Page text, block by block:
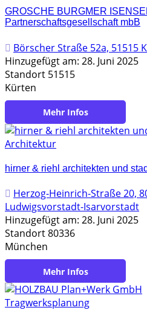
GROSCHE BURGMER
Partnerschaftsgesellschaft mbB
Börscher Straße 52a, 51515
Hinzugefügt am: 28. Juni 2025
Standort 51515
Kürten
https://grosche-burgmer-
Architektur
hirner & riehl architekten und
Herzog-Heinrich-Straße 20,
Ludwigsvorstadt-Isarvorstadt
Hinzugefügt am: 28. Juni 2025
Standort 80336
München
https://hirnerundriehl.de/
Tragwerksplanung